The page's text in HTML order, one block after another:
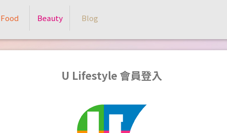
Food Beauty Blog
U Lifestyle 會員登入